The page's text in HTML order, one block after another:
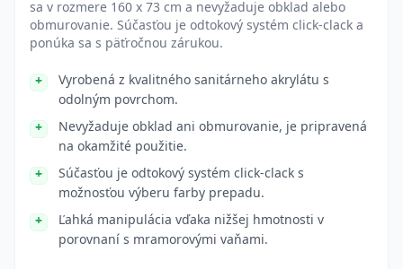
sa v rozmere 160 x 73 cm a nevyžaduje obklad alebo
obmurovanie. Súčasťou je odtokový systém click-clack a
ponúka sa s päťročnou zárukou.
Vyrobená z kvalitného sanitárneho akrylátu s
odolným povrchom.
Nevyžaduje obklad ani obmurovanie, je pripravená
na okamžité použitie.
Súčasťou je odtokový systém click-clack s
možnosťou výberu farby prepadu.
Ľahká manipulácia vďaka nižšej hmotnosti v
porovnaní s mramorovými vaňami.